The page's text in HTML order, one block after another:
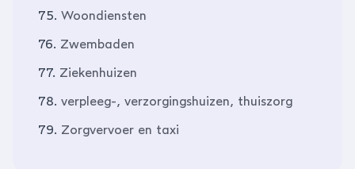
75. Woondiensten
76. Zwembaden
77. Ziekenhuizen
78. verpleeg-, verzorgingshuizen, thuiszorg
79. Zorgvervoer en taxi